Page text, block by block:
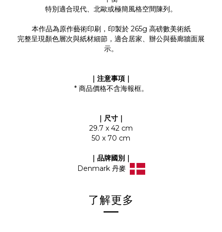
特別適合現代、北歐或極簡風格空間陳列。
本作品為原作藝術印刷，印製於 265g 高磅數美術紙
完整呈現顏色層次與紙材細節，適合居家、辦公與藝廊牆面展
示。
｜注意事項｜
* 商品價格不含海報框。
｜尺寸｜
29.7 x 42 cm
50 x 70 cm
｜品牌國別｜
Denmark 丹麥
了解更多